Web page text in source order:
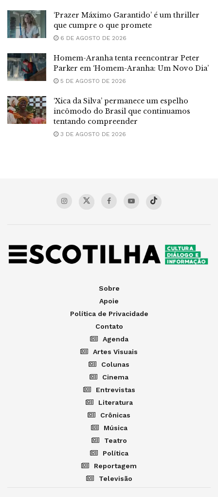
‘Prazer Máximo Garantido’ é um thriller
que cumpre o que promete
6 DE AGOSTO DE 2026
Homem-Aranha tenta reencontrar Peter
Parker em ‘Homem-Aranha: Um Novo Dia’
5 DE AGOSTO DE 2026
‘Xica da Silva’ permanece um espelho
incômodo do Brasil que continuamos
tentando compreender
3 DE AGOSTO DE 2026
Sobre
Apoie
Política de Privacidade
Contato
Agenda
Artes Visuais
Colunas
Cinema
Entrevistas
Literatura
Crônicas
Música
Teatro
Política
Reportagem
Televisão